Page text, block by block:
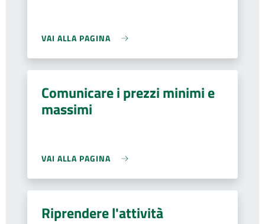
VAI ALLA PAGINA
Comunicare i prezzi minimi e
massimi
VAI ALLA PAGINA
Riprendere l'attività